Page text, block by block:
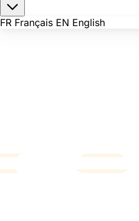
FR Français EN English